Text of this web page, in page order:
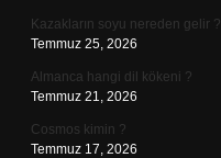
Kazakların soyu nereden gelir ?
Temmuz 25, 2026
Almanca hangi dil kökeni ?
Temmuz 21, 2026
Cosmos kimin ?
Temmuz 17, 2026